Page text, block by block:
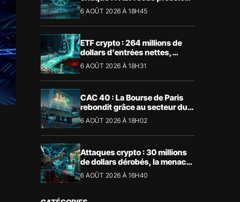
technique
6 AOÛT 2026 À 18H45
ETF crypto : 264 millions de
dollars d’entrées nettes,
Bitcoin et Ethereum dominent
6 AOÛT 2026 À 18H31
CAC 40 : La Bourse de Paris
rebondit grâce au secteur du
luxe
6 AOÛT 2026 À 18H02
Attaques crypto : 30 millions
de dollars dérobés, la menace
devient physique
6 AOÛT 2026 À 16H40